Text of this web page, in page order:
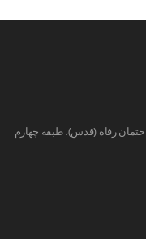
رفاه (قدس)، طبقه چهارم